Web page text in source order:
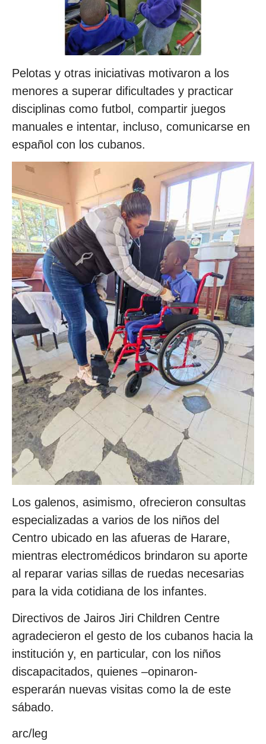
Pelotas y otras iniciativas motivaron a los
menores a superar dificultades y practicar
disciplinas como futbol, compartir juegos
manuales e intentar, incluso, comunicarse en
español con los cubanos.
Los galenos, asimismo, ofrecieron consultas
especializadas a varios de los niños del
Centro ubicado en las afueras de Harare,
mientras electromédicos brindaron su aporte
al reparar varias sillas de ruedas necesarias
para la vida cotidiana de los infantes.
Directivos de Jairos Jiri Children Centre
agradecieron el gesto de los cubanos hacia la
institución y, en particular, con los niños
discapacitados, quienes –opinaron-
esperarán nuevas visitas como la de este
sábado.
arc/leg